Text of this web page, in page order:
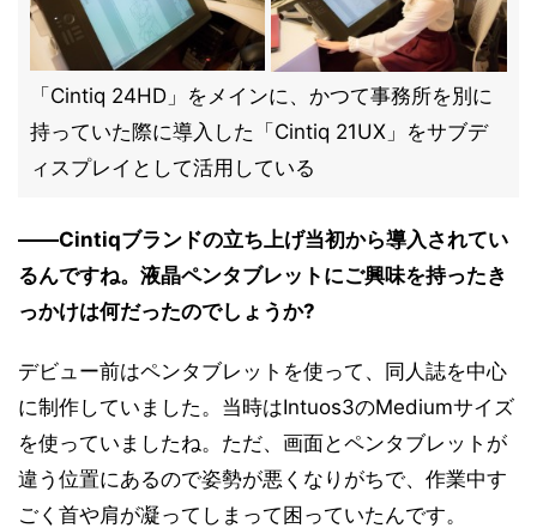
「Cintiq 24HD」をメインに、かつて事務所を別に
持っていた際に導入した「Cintiq 21UX」をサブデ
ィスプレイとして活用している
――Cintiqブランドの立ち上げ当初から導入されてい
るんですね。液晶ペンタブレットにご興味を持ったき
っかけは何だったのでしょうか?
デビュー前はペンタブレットを使って、同人誌を中心
に制作していました。当時はIntuos3のMediumサイズ
を使っていましたね。ただ、画面とペンタブレットが
違う位置にあるので姿勢が悪くなりがちで、作業中す
ごく首や肩が凝ってしまって困っていたんです。